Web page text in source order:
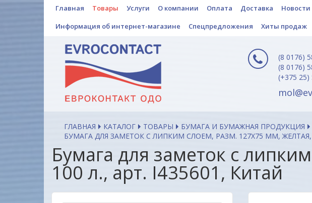
Главная Товары Услуги О компании Оплата Доставка Новости
Информация об интернет-магазине
Спецпредложения Хиты продаж
(8 0176)
(8 0176)
(+375 25)
ГЛАВНАЯ КАТАЛОГ ТОВАРЫ БУМАГА И БУМАЖНАЯ ПРОДУКЦИЯ
БУМАГА ДЛЯ ЗАМЕТОК С ЛИПКИМ СЛОЕМ, РАЗМ. 127Х75 ММ, ЖЕЛТАЯ,
Бумага для заметок с
100 л., арт. I435601, Китай